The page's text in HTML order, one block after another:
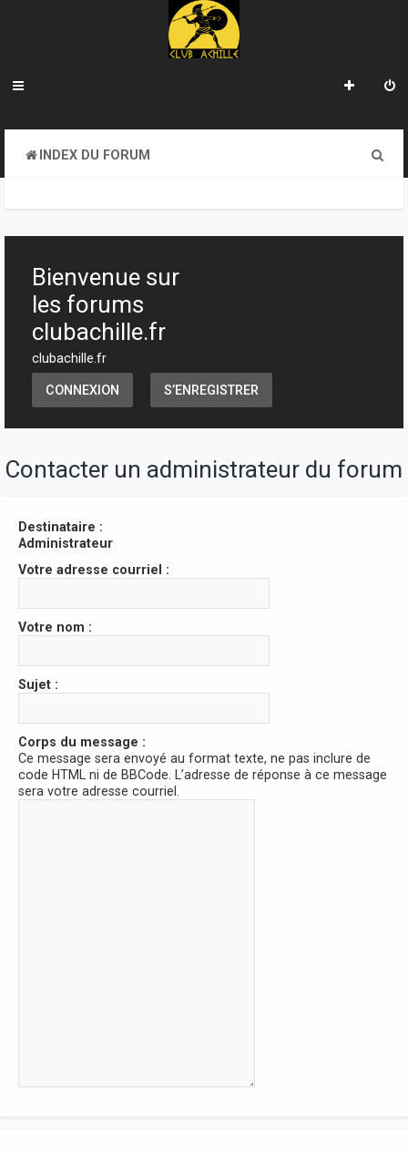
INDEX DU FORUM
h
Bienvenue sur
les forums
clubachille.fr
clubachille.fr
CONNEXION S’ENREGISTRER
Contacter un administrateur du forum
Destinataire :
Administrateur
Votre adresse courriel :
Votre nom :
Sujet :
Corps du message :
Ce message sera envoyé au format texte, ne pas inclure de
code HTML ni de BBCode. L’adresse de réponse à ce message
sera votre adresse courriel.